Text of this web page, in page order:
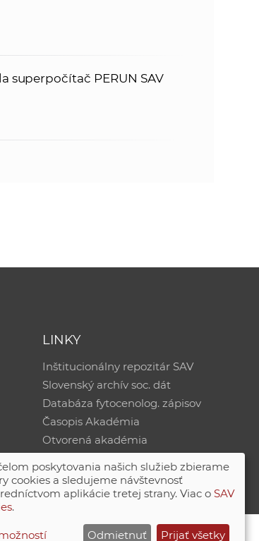
superpočítač PERUN SAV
LINKY
Inštitucionálny repozitár SAV
Slovenský archív soc. dát
Databáza fytocenolog. zápisov
Časopis Akadémia
Otvorená akadémia
poskytovania našich služieb zbierame
cookies a sledujeme návštevnosť
aplikácie tretej strany. Viac o SAV
.
Odmietnuť Prijať všetky